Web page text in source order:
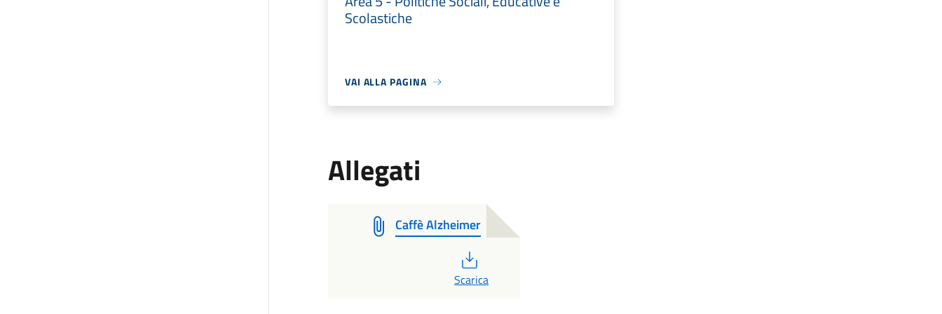
Scolastiche
VAI ALLA PAGINA
Allegati
Caffè Alzheimer
Scarica